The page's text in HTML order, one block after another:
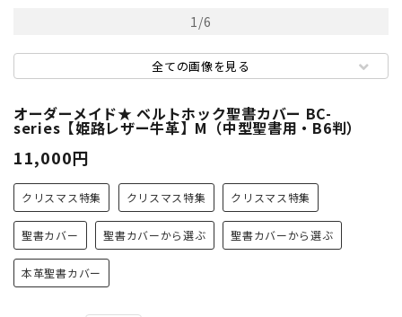
1/6
全ての画像を見る
オーダーメイド★ ベルトホック聖書カバー BC-
series【姫路レザー牛革】M（中型聖書用・B6判）
11,000円
クリスマス特集 クリスマス特集 クリスマス特集
聖書カバー 聖書カバーから選ぶ 聖書カバーから選ぶ
本革聖書カバー